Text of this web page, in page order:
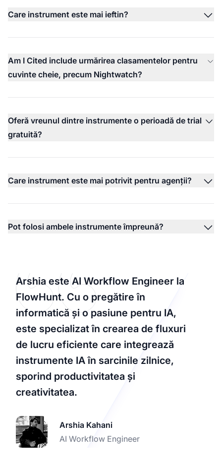
Care instrument este mai ieftin?
Am I Cited include urmărirea clasamentelor pentru
cuvinte cheie, precum Nightwatch?
Oferă vreunul dintre instrumente o perioadă de trial
gratuită?
Care instrument este mai potrivit pentru agenții?
Pot folosi ambele instrumente împreună?
Arshia este AI Workflow Engineer la
FlowHunt. Cu o pregătire în
informatică și o pasiune pentru IA,
este specializat în crearea de fluxuri
de lucru eficiente care integrează
instrumente IA în sarcinile zilnice,
sporind productivitatea și
creativitatea.
Arshia Kahani
AI Workflow Engineer